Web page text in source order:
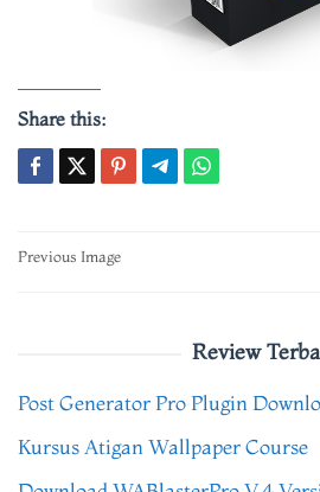
Share this:
Post
Previous Image
Review
Post Generator Pro Plugin
Kursus Atigan Wallpaper Course